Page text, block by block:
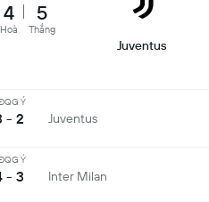
4
Hoà
5
Thắng
Juventus
Ý
- 2 Juventus
Ý
- 3 Inter Milan